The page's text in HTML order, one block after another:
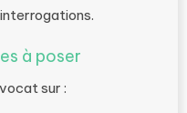
à poser
sur :